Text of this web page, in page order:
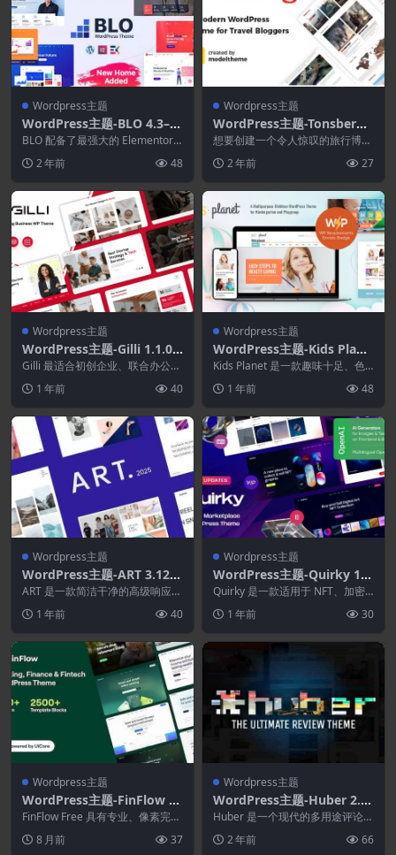
Wordpress主题
WordPress主题-BLO 4.3–企
业商务WordPress主题
BLO 配备了最强大的 Elementor
e... 2 年前 48
Wordpress主题
WordPress主题-Tonsberg
1.5–适合旅行博客作者的现代
WordPress主题
想要创建一个令人惊叹的旅行博客
评估主题？...
2 年前 27
Wordpress主题
WordPress主题-Gilli 1.1.0–
商业咨询WordPress主题
Gilli 最适合初创企业、联合办公空
业、个人投资...
1 年前 40
Wordpress主题
WordPress主题-Kids Plane
t 2.2.14.2–儿童幼儿园和游戏
小组WordPress主题
Kids Planet 是一款趣味十足、色
1 年前 48
Wordpress主题
WordPress主题-ART 3.12.3
–作品集WordPress主题
ART 是一款简洁干净的高级响应式
计。您...
1 年前 40
Wordpress主题
WordPress主题-Quirky 1.1
6.0–NFT.代币和艺术家市场
WordPress主题
Quirky 是一款适用于 NFT、加密
1 年前 30
Wordpress主题
WordPress主题-FinFlow 3.
2.6–银行.金融和金融科技Wo
rdPress主题
FinFlow Free 具有专业、像素完美
和干净的现代布局，几乎适合您需
要的任...
8 月前 37
Wordpress主题
WordPress主题-Huber 2.3
3–多用途审查主题
Huber 是一个现代的多用途评论主
题，可让您创建功能强大的交互式
评论网站。Hu...
2 年前 66